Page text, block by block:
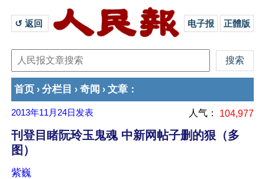
↺ 返回 电子报 正體版
首页 › 分栏目 › 奇闻 › 文章 ：
2013年11月24日 发表 人气： 104,977
刊登目睹阮玲玉鬼魂 中新网帖子删的狠（多
图）
紫巍